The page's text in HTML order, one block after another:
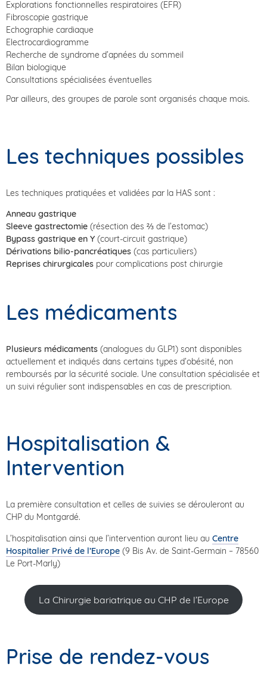
Explorations fonctionnelles respiratoires (EFR)
Fibroscopie gastrique
Echographie cardiaque
Electrocardiogramme
Recherche de syndrome d’apnées du sommeil
Bilan biologique
Consultations spécialisées éventuelles
Par ailleurs, des groupes de parole sont organisés chaque mois.
Les techniques possibles
Les techniques pratiquées et validées par la HAS sont :
Anneau gastrique
Sleeve gastrectomie (résection des ⅔ de l’estomac)
Bypass gastrique en Y (court-circuit gastrique)
Dérivations bilio-pancréatiques (cas particuliers)
Reprises chirurgicales pour complications post chirurgie
Les médicaments
Plusieurs médicaments (analogues du GLP1) sont disponibles
actuellement et indiqués dans certains types d’obésité, non
remboursés par la sécurité sociale. Une consultation spécialisée et
un suivi régulier sont indispensables en cas de prescription.
Hospitalisation &
Intervention
La première consultation et celles de suivies se dérouleront au
CHP du Montgardé.
L’hospitalisation ainsi que l’intervention auront lieu au Centre
Hospitalier Privé de l’Europe (9 Bis Av. de Saint-Germain – 78560
Le Port-Marly)
La Chirurgie bariatrique au CHP de l’Europe
Prise de rendez-vous